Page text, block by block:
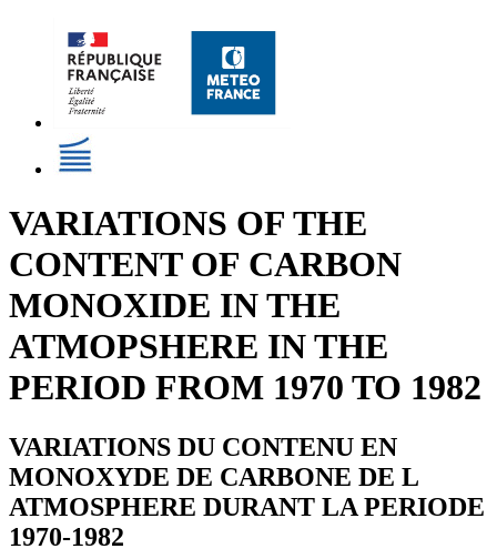
VARIATIONS OF THE
CONTENT OF CARBON
MONOXIDE IN THE
ATMOPSHERE IN THE
PERIOD FROM 1970 TO 1982
VARIATIONS DU CONTENU EN
MONOXYDE DE CARBONE DE L
ATMOSPHERE DURANT LA PERIODE
1970-1982